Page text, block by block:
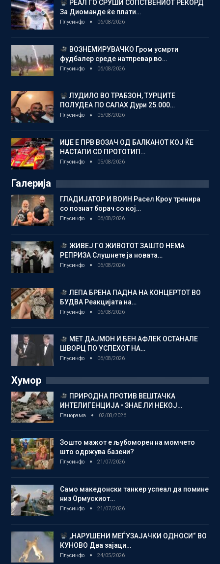
РЕАЛ ГО СРУШИ СОПСТВЕНИОТ РЕКОРД
За Диоманде ќе плати…
Плусинфо 06/08/2026
ВОЗНЕМИРУВАЧКО Гром усмрти
фудбалер среде натпревар во…
Плусинфо 06/08/2026
ЛУДИЛО ВО ТРАБЗОН, ТУРЦИТЕ
ПОЛУДЕА ПО САЛАХ Дури 25.000…
Плусинфо 05/08/2026
ИЏЕ Е ПРВ ВОЗАЧ ОД БАЛКАНОТ КОЈ ЌЕ
НАСТАПИ СО ПРОТОТИП…
Плусинфо 05/08/2026
Галерија
ГЛАДИЈАТОР И ВОИН Расел Кроу тренира
со познат борач со кој…
Плусинфо 06/08/2026
ЖИВЕЈ ГО ЖИВОТОТ ЗАШТО НЕМА
РЕПРИЗА Слушнете ја новата…
Плусинфо 06/08/2026
ЛЕПА БРЕНА ПАДНА НА КОНЦЕРТОТ ВО
БУДВА Реакцијата на…
Плусинфо 06/08/2026
МЕТ ДАЈМОН И БЕН АФЛЕК ОСТАНАЛЕ
ШВОРЦ ПО УСПЕХОТ НА…
Плусинфо 06/08/2026
Хумор
ПРИРОДНА ПРОТИВ ВЕШТАЧКА
ИНТЕЛИГЕНЦИЈА • ЗНАЕ ЛИ НЕКОЈ…
Панорама 02/08/2026
Зошто мажот е љубоморен на момчето
што одржува базени?
Плусинфо 21/07/2026
Само македонски танкер успеал да помине
низ Ормускиот…
Плусинфо 21/07/2026
„НАРУШЕНИ МЕЃУЗАЈАЧКИ ОДНОСИ“ ВО
КУНОВО Два зајаци…
Плусинфо 24/05/2026